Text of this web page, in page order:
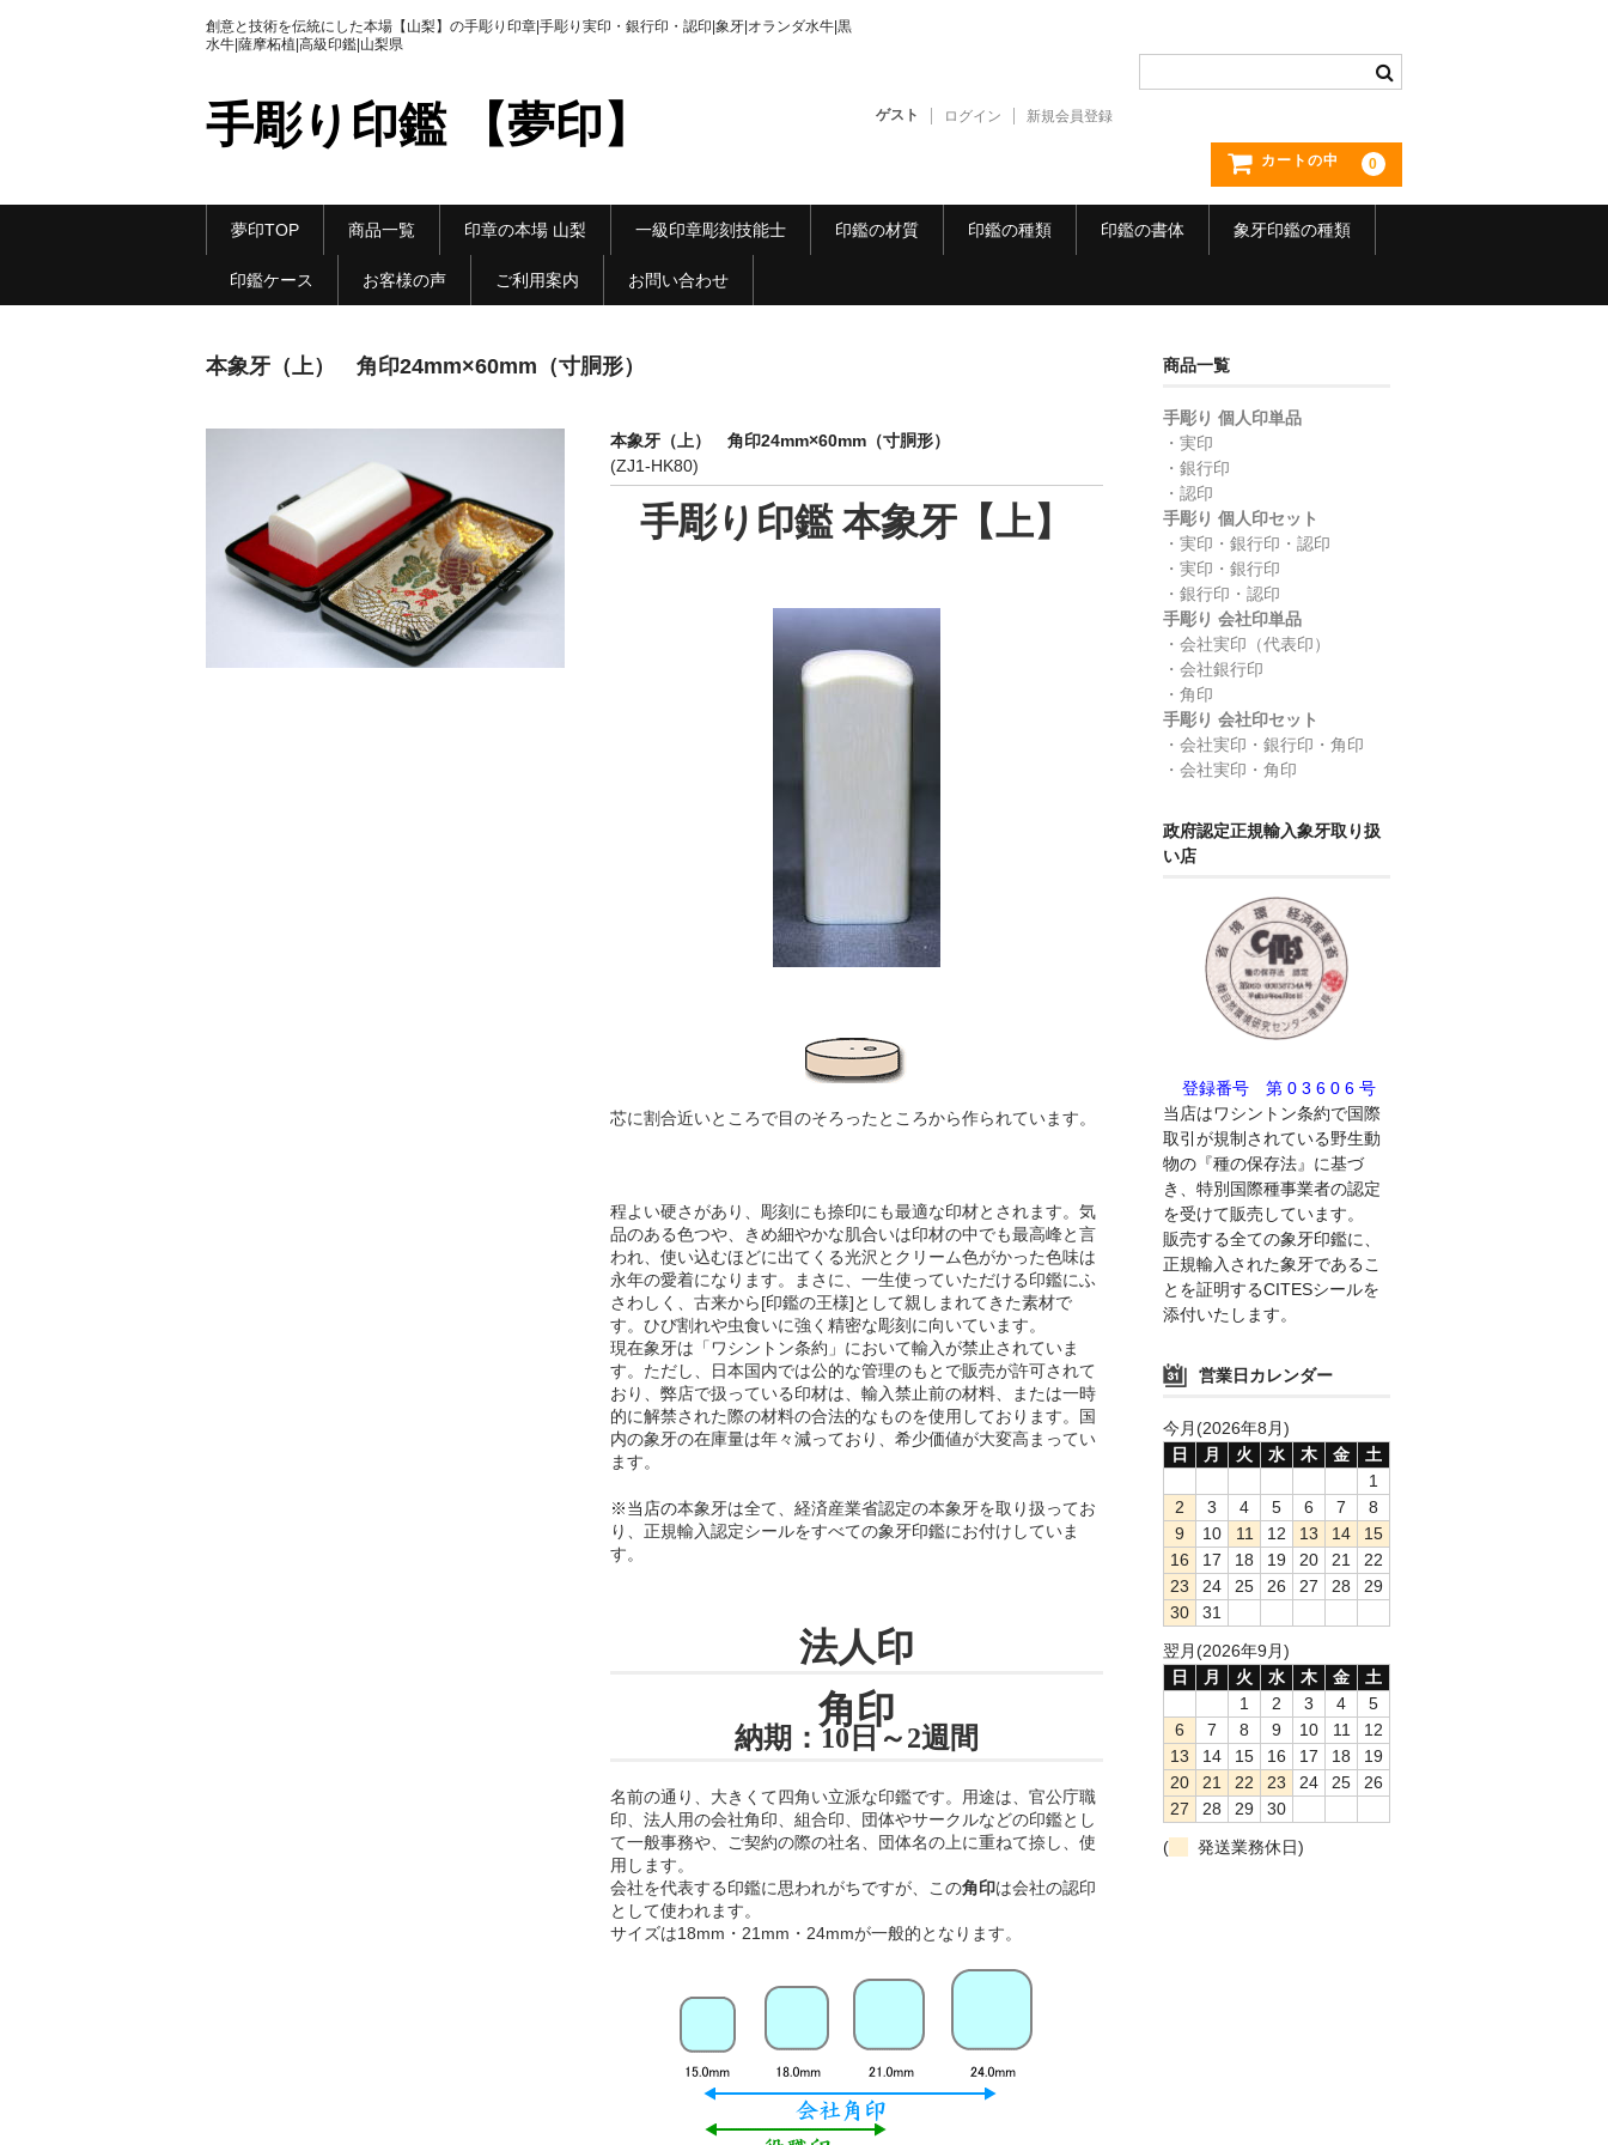
創意と技術を伝統にした本場【山梨】の手彫り印章|手彫り実印・銀行印・認印|象牙|オランダ水牛|黒
水牛|薩摩柘植|高級印鑑|山梨県
手彫り印鑑 【夢印】 ゲスト ログイン 新規会員登録
カートの中 0
夢印TOP 商品一覧 印章の本場 山梨 一級印章彫刻技能士 印鑑の材質 印鑑の種類 印鑑の書体 象牙印鑑の種類
印鑑ケース お客様の声 ご利用案内 お問い合わせ
本象牙（上） 角印24mm×60mm（寸胴形）
本象牙（上） 角印24mm×60mm（寸胴形）
(ZJ1-HK80)
手彫り印鑑 本象牙【上】
芯に割合近いところで目のそろったところから作られています。
程よい硬さがあり、彫刻にも捺印にも最適な印材とされます。気
品のある色つや、きめ細やかな肌合いは印材の中でも最高峰と言
われ、使い込むほどに出てくる光沢とクリーム色がかった色味は
永年の愛着になります。まさに、一生使っていただける印鑑にふ
さわしく、古来から[印鑑の王様]として親しまれてきた素材で
す。ひび割れや虫食いに強く精密な彫刻に向いています。
現在象牙は「ワシントン条約」において輸入が禁止されていま
す。ただし、日本国内では公的な管理のもとで販売が許可されて
おり、弊店で扱っている印材は、輸入禁止前の材料、または一時
的に解禁された際の材料の合法的なものを使用しております。国
内の象牙の在庫量は年々減っており、希少価値が大変高まってい
ます。
※当店の本象牙は全て、経済産業省認定の本象牙を取り扱ってお
り
、正規輸入認定シールをすべての象牙印鑑にお付けしていま
す。
法人印
角印
納期：10日～2週間
名前の通り、大きくて四角い立派な印鑑です。用途は、官公庁職
印、法人用の会社角印、組合印、団体やサークルなどの印鑑とし
て一般事務や、ご契約の際の社名、団体名の上に重ねて捺し、使
用します。
会社を代表する印鑑に思われがちですが、この角印は会社の認印
として使われます。
サイズは18mm・21mm・24mmが一般的となります。
商品一覧
手彫り 個人印単品
・実印
・銀行印
・認印
手彫り 個人印セット
・実印・銀行印・認印
・実印・銀行印
・銀行印・認印
手彫り 会社印単品
・会社実印（代表印）
・会社銀行印
・角印
手彫り 会社印セット
・会社実印・銀行印・角印
・会社実印・角印
政府認定正規輸入象牙取り扱
い店
登録番号 第 0 3 6 0 6 号
当店はワシントン条約で国際
取引が規制されている野生動
物の『種の保存法』に基づ
き、特別国際種事業者の認定
を受けて販売しています。
販売する全ての象牙印鑑に、
正規輸入された象牙であるこ
とを証明するCITESシールを
添付いたします。
営業日カレンダー
今月(2026年8月)
日
月 火 水 木 金
土
1
2
3 4 5 6 7
8
9
10 11 12 13 14
15
16
17 18 19 20 21
22
23
24 25 26 27 28
29
30
31
翌月(2026年9月)
日
月 火 水 木 金
土
1
2 3 4
5
6
7 8 9 10 11
12
13
14 15 16 17 18
19
20
21 22 23 24 25
26
27
28 29
30
(
発送業務休日)